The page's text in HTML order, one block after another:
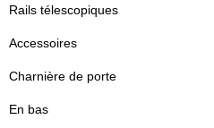
Rails télescopiques
Accessoires
Charnière de porte
En bas